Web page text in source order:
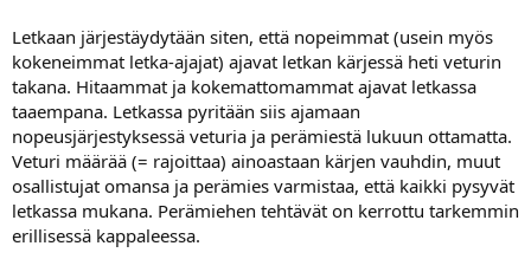
Letkaan järjestäydytään siten, että nopeimmat (usein myös
kokeneimmat letka-ajajat) ajavat letkan kärjessä heti veturin
takana. Hitaammat ja kokemattomammat ajavat letkassa
taaempana. Letkassa pyritään siis ajamaan
nopeusjärjestyksessä veturia ja perämiestä lukuun ottamatta.
Veturi määrää (= rajoittaa) ainoastaan kärjen vauhdin, muut
osallistujat omansa ja perämies varmistaa, että kaikki pysyvät
letkassa mukana. Perämiehen tehtävät on kerrottu tarkemmin
erillisessä kappaleessa.